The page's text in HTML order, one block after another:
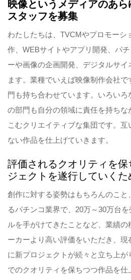
映像というメディアのあ
スタッフを募集
わたしたちは、TVCMやプロモーシ
作、WEBサイトやアプリ開発、パ
ーや画像の企画開発、デジタルサ
ます。業種でいえば映像制作会社
門も持ち合わせています。いろい
の部門も自分の領域に責任を持ちな
こむクリエイティブな集団です。
ない作品を仕上げていきます。
評価されるクオリティを保
ジェクトを遂行していくた
創作に対する姿勢はもちろんのこ
るパチンコ業界で、20万～30万台
ルを手がけてきたことなど、業績の
ーカーより高い評価をいただき、現
に新プロジェクトが続々と立ち上が
でのクオリティを保ちつつ作品を